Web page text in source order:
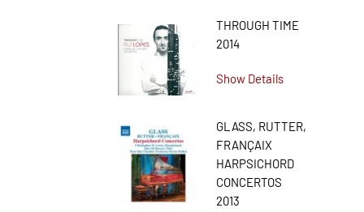
THROUGH TIME
2014
Show Details
GLASS, RUTTER,
FRANÇAIX
HARPSICHORD
CONCERTOS
2013